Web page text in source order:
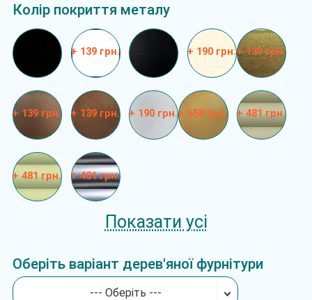
Колір покриття металу
+ 139 грн. + 190 грн.+ 139 грн.
+ 139 грн. + 139 грн. + 190 грн.+ 658 грн. + 481 грн.
+ 481 грн. + 481 грн.
Показати усі
Оберіть варіант дерев'яної фурнітури
--- Оберіть ---